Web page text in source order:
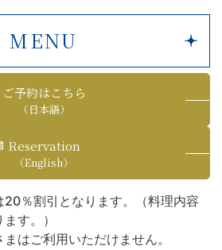
MENU
ご予約はこちら
（日本語）
Reservation
（English）
20％割引となります。（料理内容
す。）
はご利用いただけません。